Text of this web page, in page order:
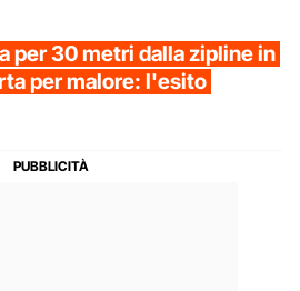
per 30 metri dalla zipline in
per malore: l'esito